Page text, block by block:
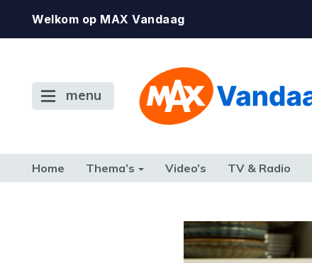
Welkom op MAX Vandaag
menu
Home Thema’s Video’s TV & Radio